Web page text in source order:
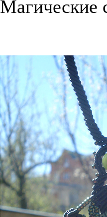
Магические